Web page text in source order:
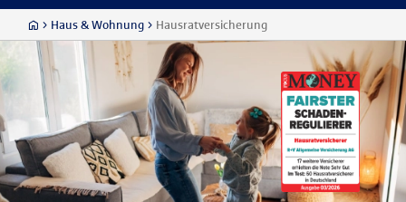
Haus & Wohnung Hausratversicherung